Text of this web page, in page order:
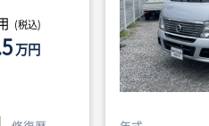
(税込)
万円